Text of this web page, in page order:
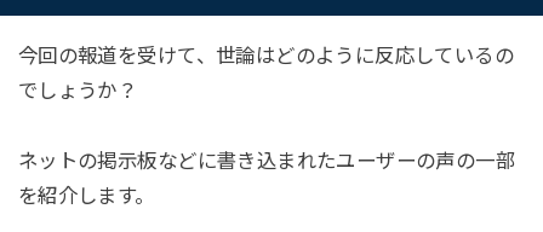
今回の報道を受けて、世論はどのように反応しているの
でしょうか？
ネットの掲示板などに書き込まれたユーザーの声の一部
を紹介します。